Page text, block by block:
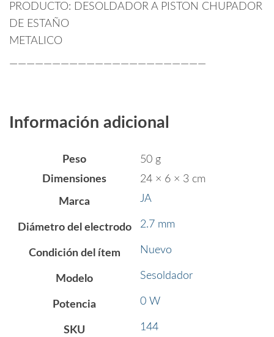
PRODUCTO: DESOLDADOR A PISTON CHUPADOR
DE ESTAÑO
METALICO
———————————————————————
Información adicional
Peso
50 g
Dimensiones
24 × 6 × 3 cm
Marca JA
Diámetro del electrodo 2.7 mm
Condición del ítem Nuevo
Modelo Sesoldador
Potencia 0 W
SKU 144